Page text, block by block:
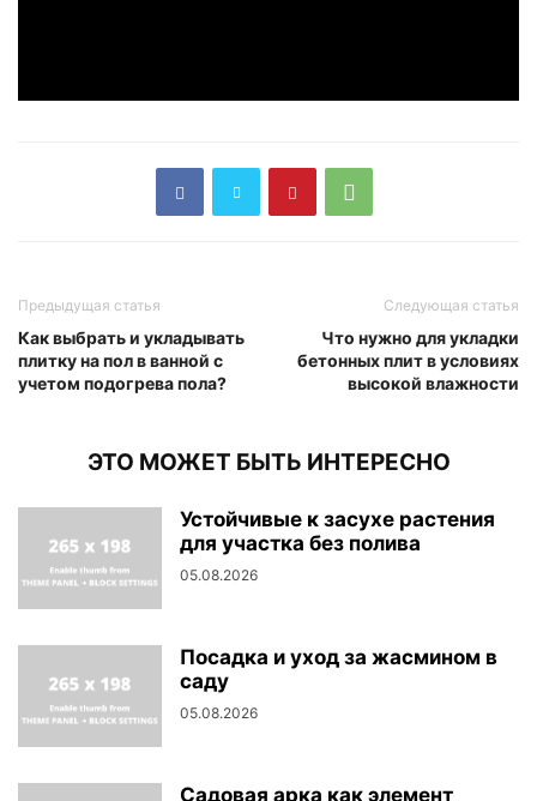
Предыдущая статья
Как выбрать и укладывать
плитку на пол в ванной с
учетом подогрева пола?
Следующая статья
Что нужно для укладки
бетонных плит в условиях
высокой влажности
ЭТО МОЖЕТ БЫТЬ ИНТЕРЕСНО
Устойчивые к засухе растения
для участка без полива
05.08.2026
Посадка и уход за жасмином в
саду
05.08.2026
Садовая арка как элемент